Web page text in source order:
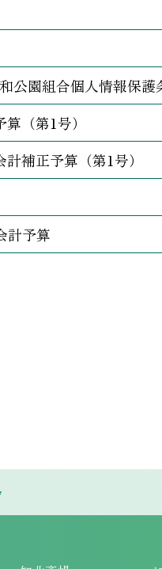
公園組合個人情報保護
（第1号）
補正予算（第1号）
計予算